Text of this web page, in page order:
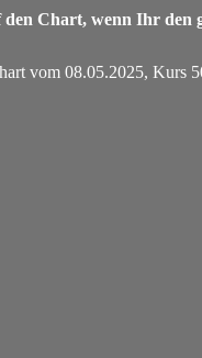
Chart, wenn Ihr den